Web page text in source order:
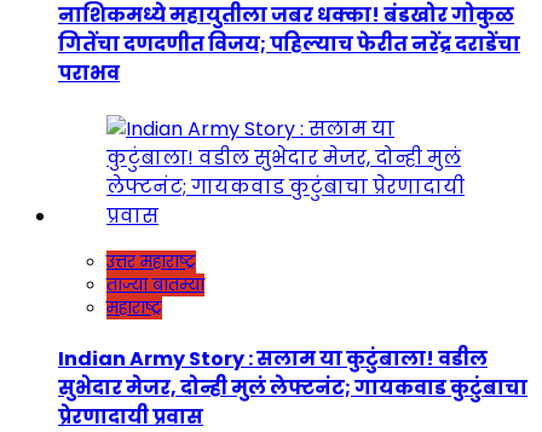
नाशिकमध्ये महायुतीला जबर धक्का! बंडखोर गोकुळ
गितेंचा दणदणीत विजय; पहिल्याच फेरीत नरेंद्र दराडेंचा
पराभव
उत्तर महाराष्ट्र
ताज्या बातम्या
महाराष्ट्र
Indian Army Story : सलाम या कुटुंबाला! वडील
सुभेदार मेजर, दोन्ही मुलं लेफ्टनंट; गायकवाड कुटुंबाचा
प्रेरणादायी प्रवास